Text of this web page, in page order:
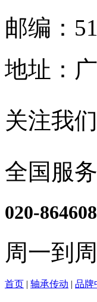
邮编：
地址：
关注我们
全国服
020-
周一到
首页 | 轴承传动 | 品牌